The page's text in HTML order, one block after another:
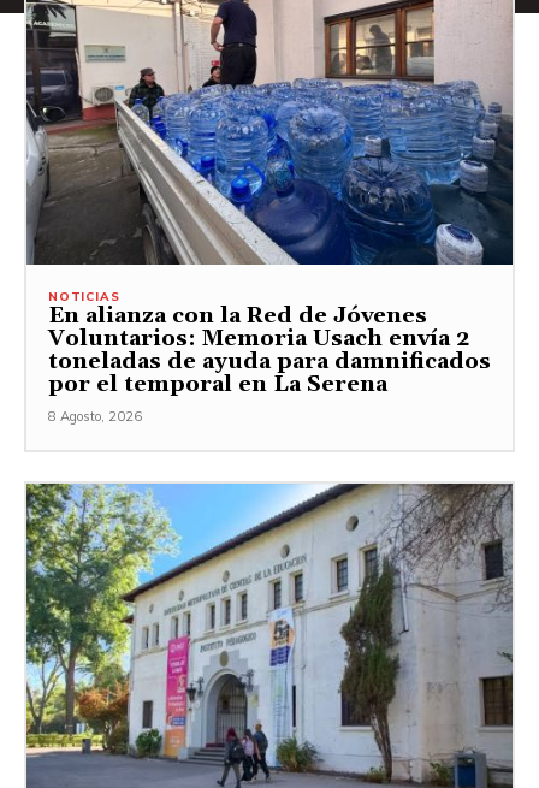
NOTICIAS
En alianza con la Red de Jóvenes
Voluntarios: Memoria Usach envía 2
toneladas de ayuda para damnificados
por el temporal en La Serena
8 Agosto, 2026